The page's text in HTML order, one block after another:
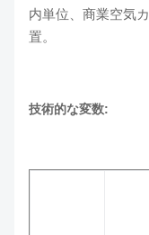
内単位、商業空気
置。
技術的な変数: